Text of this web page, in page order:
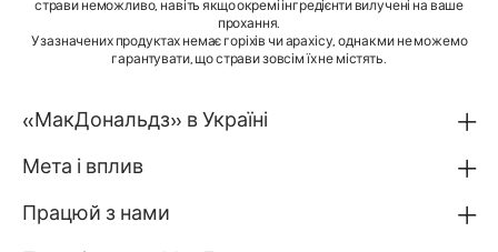
страви неможливо, навіть якщо окремі інгредієнти вилучені на ваше
прохання.
У зазначених продуктах немає горіхів чи арахісу, однак ми не можемо
гарантувати, що страви зовсім їх не містять.
«МакДональдз» в Україні
Мета і вплив
Працюй з нами